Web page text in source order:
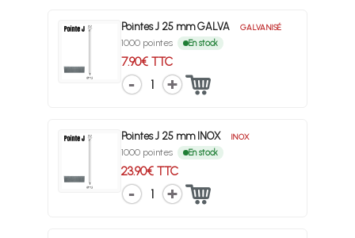
Pointes J 25 mm GALVA GALVANISÉ
1000 pointes En stock
7.90€ TTC
1
Pointes J 25 mm INOX INOX
1000 pointes En stock
23.90€ TTC
1